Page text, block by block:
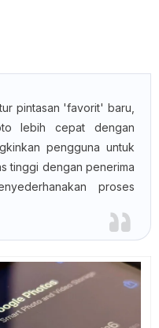
pintasan 'favorit' baru,
lebih cepat dengan
pengguna untuk
tinggi dengan penerima
proses